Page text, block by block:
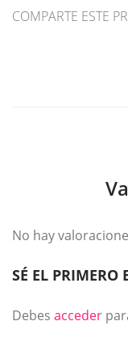
COMPARTE ESTE
No hay
SÉ EL PRIMERO
Debes acceder